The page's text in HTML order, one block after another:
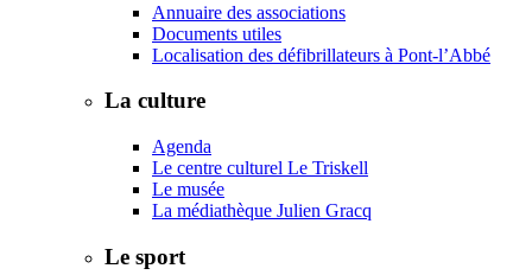
Annuaire des associations
Documents utiles
Localisation des défibrillateurs à Pont-l’Abbé
La culture
Agenda
Le centre culturel Le Triskell
Le musée
La médiathèque Julien Gracq
Le sport